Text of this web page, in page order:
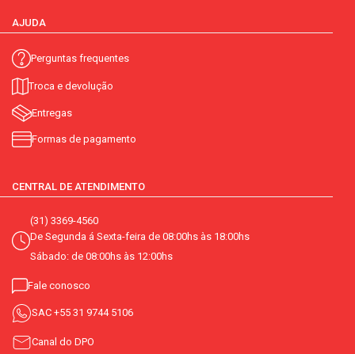
AJUDA
Perguntas frequentes
Troca e devolução
Entregas
Formas de pagamento
CENTRAL DE ATENDIMENTO
(31) 3369-4560
De Segunda á Sexta-feira de 08:00hs às 18:00hs
Sábado: de 08:00hs às 12:00hs
Fale conosco
SAC +55 31 9744 5106
Canal do DPO